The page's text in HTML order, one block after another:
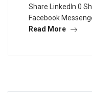
Share LinkedIn 0
Facebook
Read More